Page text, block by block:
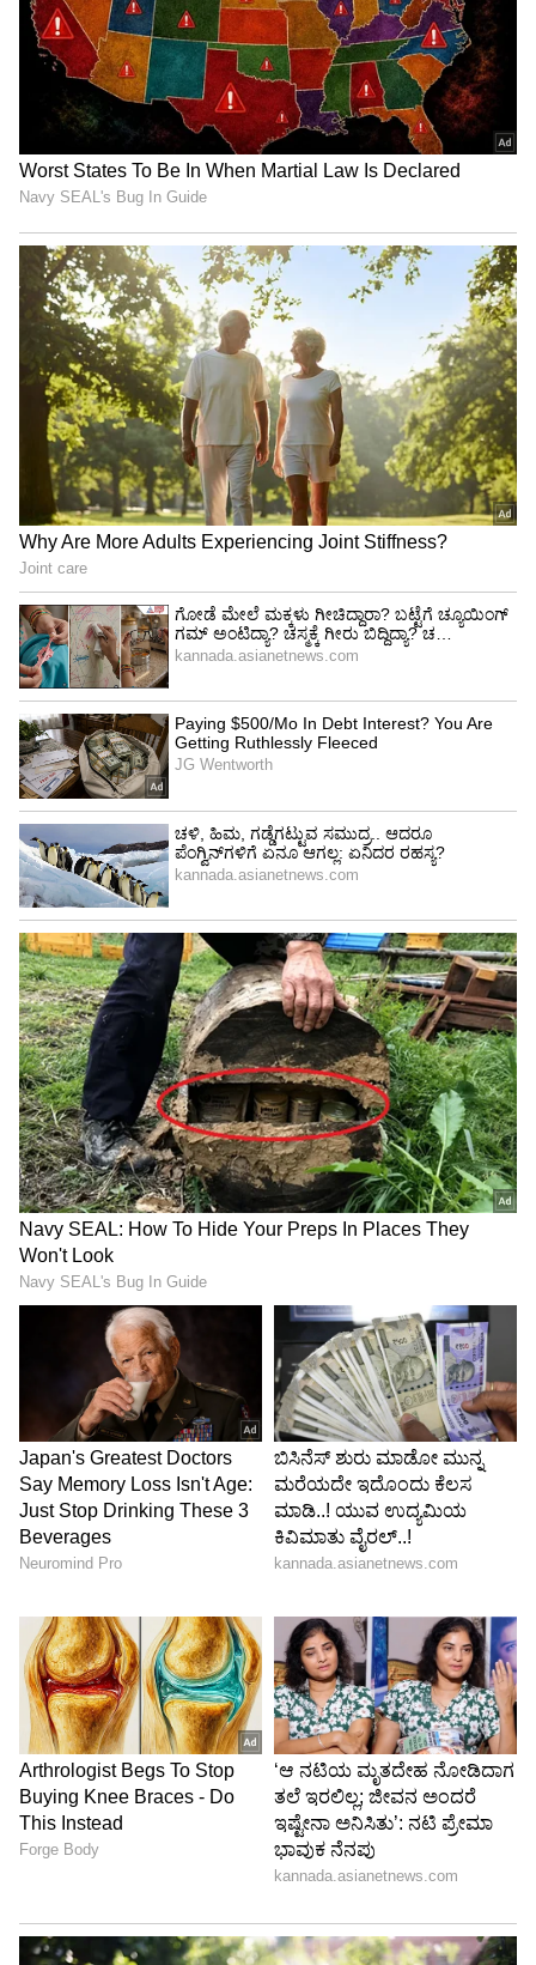
Image Credit :Chat Gpt
ಸೆಲ್ಫ್-ವಾಟರಿಂಗ್ ಸ್ಮಾರ್ಟ್ ಪ್ಲಾಂಟರ್
ಬ್ಯುಸಿ ಲೈಫ್‌ಸ್ಟೈಲ್ ಇರುವವರಿಗೆ ಸೆಲ್ಫ್-ವಾಟರಿಂಗ್
ಪ್ಲಾಂಟರ್‌ಗಳು ಅತ್ಯುತ್ತಮ ಆಯ್ಕೆ. ಇವುಗಳಲ್ಲಿ ನೀರಿನ
ರಿಸರ್ವಾಯರ್ ಇರುವುದರಿಂದ, ಗಿಡಗಳಿಗೆ ಅಗತ್ಯಕ್ಕೆ ತಕ್ಕಂತೆ
ತೇವಾಂಶ ಸಿಗುತ್ತಲೇ ಇರುತ್ತದೆ. ಇದರಿಂದ ಪದೇ ಪದೇ ನೀರು
ಹಾಕುವ ಚಿಂತೆ ಇರುವುದಿಲ್ಲ ಮತ್ತು ಗಿಡಗಳು ದೀರ್ಘಕಾಲ
ಆರೋಗ್ಯವಾಗಿರುತ್ತವೆ. ಇವುಗಳ ಮಿನಿಮಲ್ ಡಿಸೈನ್,
ಮಾಡರ್ನ್ ಲಿವಿಂಗ್ ರೂಮ್ ಮತ್ತು ಬಾಲ್ಕನಿಗೆ ಪ್ರೀಮಿಯಂ
ಲುಕ್ ನೀಡುತ್ತದೆ.
4
5
Image Credit :Chat Gpt
ಮಿನಿಮಲ್ ಮತ್ತು ಜಿಯೋಮೆಟ್ರಿಕ್ ಡಿಸೈನ್ ಪ್ಲಾಂಟರ್
ಬಿಳಿ, ಮ್ಯಾಟ್ ಬ್ಲ್ಯಾಕ್, ಗ್ರೇ ಅಥವಾ ಸ್ಟೋನ್ ಫಿನಿಶ್ ಇರುವ
ಜಿಯೋಮೆಟ್ರಿಕ್ ಪ್ಲಾಂಟರ್‌ಗಳು ಇತ್ತೀಚೆಗೆ ಬಹಳ
ಟ್ರೆಂಡ್‌ನಲ್ಲಿವೆ. ಇವುಗಳ ಸರಳವಾದರೂ ಪ್ರೀಮಿಯಂ ಲುಕ್,
ಸ್ಕ್ಯಾಂಡಿನೇವಿಯನ್ ಮತ್ತು ಮಾಡರ್ನ್ ಇಂಟೀರಿಯರ್‌ಗೆ
ಸುಲಭವಾಗಿ ಹೊಂದಿಕೊಳ್ಳುತ್ತದೆ. ಇಂತಹ ಪ್ಲಾಂಟರ್‌ಗಳು
ಕಡಿಮೆ ಜಾಗದಲ್ಲೂ ಅದ್ಭುತವಾದ ದೃಶ್ಯ ಪರಿಣಾಮವನ್ನು
ಉಂಟುಮಾಡುತ್ತವೆ.
5
5
Image Credit : Chat Gpt
ಮಲ್ಟಿ-ಫಂಕ್ಷನಲ್ ಸ್ಮಾರ್ಟ್ ಪ್ಲಾಂಟರ್
ಇತ್ತೀಚಿನ ದಿನಗಳಲ್ಲಿ, ಪ್ಲಾಂಟ್ ಹೋಲ್ಡರ್ ಜೊತೆಗೆ ವೈರ್‌ಲೆಸ್
ಚಾರ್ಜಿಂಗ್, ಬ್ಲೂಟೂತ್ ಸ್ಪೀಕರ್ ಅಥವಾ ಡಿಜಿಟಲ್
ಡಿಸ್ಪ್ಲೇಯಂತಹ ಸೌಲಭ್ಯಗಳನ್ನು ಹೊಂದಿರುವ ಸ್ಮಾರ್ಟ್
ಪ್ಲಾಂಟರ್‌ಗಳು ಸಹ ಲಭ್ಯವಿವೆ. ಈ ಪ್ಲಾಂಟರ್‌ಗಳು ಕೇವಲ
ಅಲಂಕಾರಿಕ ವಸ್ತುವಲ್ಲ, ಬದಲಾಗಿ ದೈನಂದಿನ ಅಗತ್ಯಗಳನ್ನು